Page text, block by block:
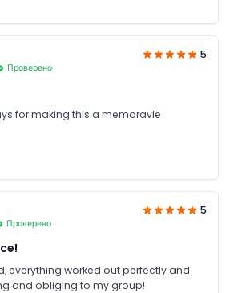
Проверено
5
for making this a memoravle
Проверено
5
everything worked out perfectly and
and obliging to my group!